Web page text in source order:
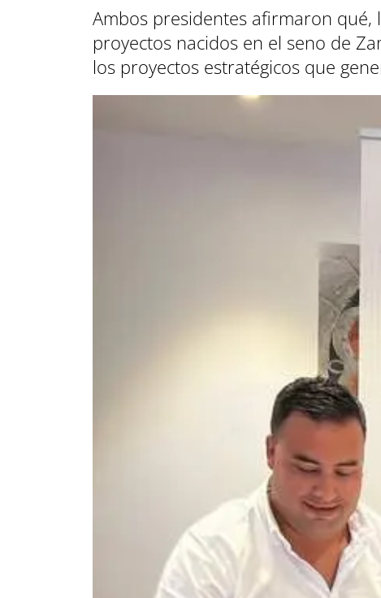
Ambos presidentes afirmaron qué,
proyectos nacidos en el seno de
los proyectos estratégicos que